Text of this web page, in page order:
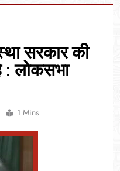
सरकार की
: लोकसभा
1 Mins